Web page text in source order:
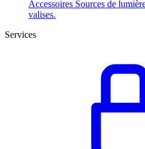
Accessoires Sources de
valises.
Services